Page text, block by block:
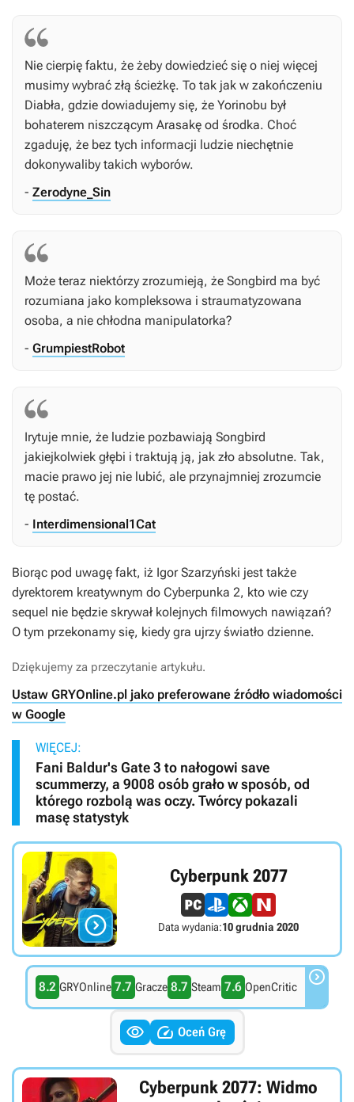
Nie cierpię faktu, że żeby dowiedzieć się o niej więcej
musimy wybrać złą ścieżkę. To tak jak w zakończeniu
Diabła, gdzie dowiadujemy się, że Yorinobu był
bohaterem niszczącym Arasakę od środka. Choć
zgaduję, że bez tych informacji ludzie niechętnie
dokonywaliby takich wyborów.
- Zerodyne_Sin
Może teraz niektórzy zrozumieją, że Songbird ma być
rozumiana jako kompleksowa i straumatyzowana
osoba, a nie chłodna manipulatorka?
- GrumpiestRobot
Irytuje mnie, że ludzie pozbawiają Songbird
jakiejkolwiek głębi i traktują ją, jak zło absolutne. Tak,
macie prawo jej nie lubić, ale przynajmniej zrozumcie
tę postać.
- Interdimensional1Cat
Biorąc pod uwagę fakt, iż Igor Szarzyński jest także
dyrektorem kreatywnym do Cyberpunka 2, kto wie czy
sequel nie będzie skrywał kolejnych filmowych nawiązań?
O tym przekonamy się, kiedy gra ujrzy światło dzienne.
Dziękujemy za przeczytanie artykułu.
Ustaw GRYOnline.pl jako preferowane źródło wiadomości
w Google
WIĘCEJ:
Fani Baldur's Gate 3 to nałogowi save
scummerzy, a 9008 osób grało w sposób, od
którego rozbolą was oczy. Twórcy pokazali
masę statystyk

Cyberpunk 2077
Data wydania:10 grudnia 2020
8.2 GRYOnline 7.7 Gracze 8.7 Steam 7.6 OpenCritic 
  Oceń Grę
Cyberpunk 2077: Widmo